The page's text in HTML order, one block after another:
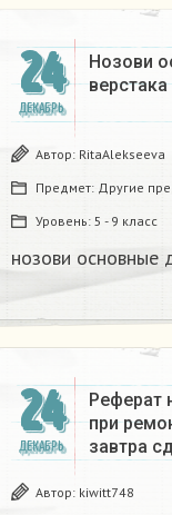
24
ДЕКАБРЬ
Нозови
верстака
Автор: RitaAlekseeva
Предмет: Другие
Уровень: 5 - 9 класс
нозови основные
24
ДЕКАБРЬ
Реферат
при
завтра
Автор: kiwitt748